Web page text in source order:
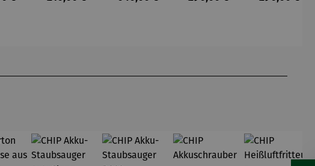
Wortmale
– Holger
Wortmale
rei SAXA